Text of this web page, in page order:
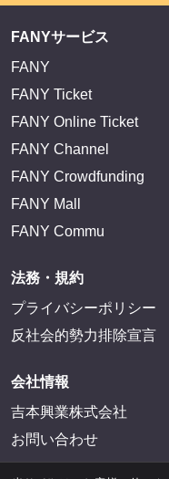
FANYサービス
FANY
FANY Ticket
FANY Online Ticket
FANY Channel
FANY Crowdfunding
FANY Mall
FANY Commu
法務・規約
プライバシーポリシー
反社会的勢力排除宣言
会社情報
吉本興業株式会社
お問い合わせ